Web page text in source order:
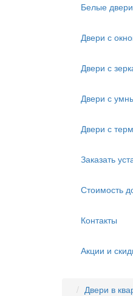
Белые двери
Двери с
Двери с
Двери с
Двери с
Заказать
Стоимость
Контакты
Акции и
Двери в